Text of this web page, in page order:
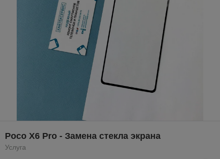
Poco X6 Pro - Замена стекла экрана
Услуга